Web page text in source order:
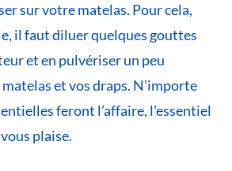
sur votre matelas. Pour cela,
il faut diluer quelques gouttes
et en pulvériser un peu
et vos draps. N’importe
feront l’affaire, l’essentiel
plaise.